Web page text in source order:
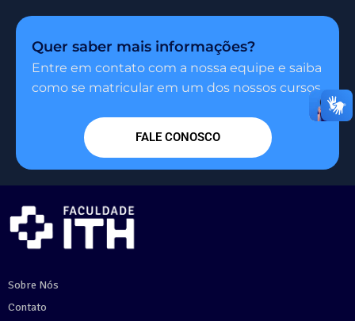
Quer saber mais informações?
Entre em contato com a nossa equipe e saiba
como se matricular em um dos nossos cursos.
FALE CONOSCO
Sobre Nós
Contato